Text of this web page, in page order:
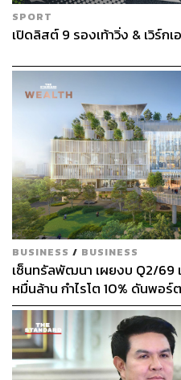
SPORT
เปิดลิสต์ 9 รองเท้าวิ่ง & เวิร์ก
BUSINESS / BUSINESS
เซ็นทรัลพัฒนา เผยงบ Q2/69
หมื่นล้าน กำไรโต 10% ดันพอ
ยกแผง